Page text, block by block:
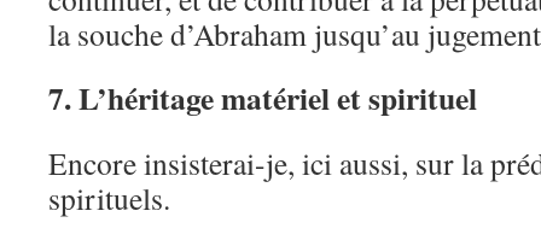
la souche d’Abraham jusqu’au
7. L’héritage matériel et spirituel
Encore insisterai-je, ici aussi, sur la
spirituels.